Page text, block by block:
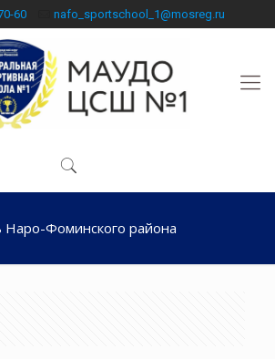
60 nafo_sportschool_1@mosreg.ru
Фоминского района